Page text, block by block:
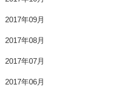
2017年09月
2017年08月
2017年07月
2017年06月